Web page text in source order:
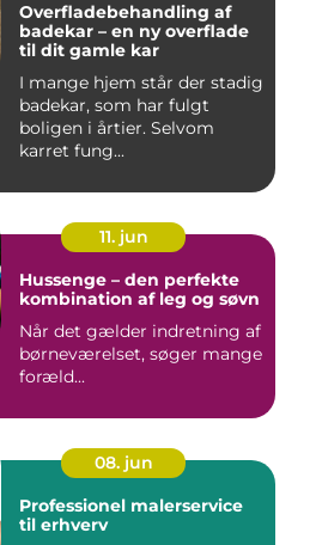
Overfladebehandling af
badekar – en ny overflade
til dit gamle kar
I mange hjem står der stadig
badekar, som har fulgt
boligen i årtier. Selvom
karret fung...
11. jun
Hussenge – den perfekte
kombination af leg og søvn
Når det gælder indretning af
børneværelset, søger mange
foræld...
08. jun
Professionel malerservice
til erhverv